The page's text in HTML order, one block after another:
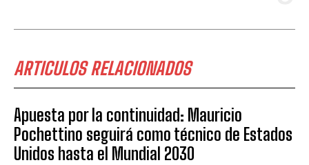
ARTICULOS RELACIONADOS
Apuesta por la continuidad: Mauricio
Pochettino seguirá como técnico de Estados
Unidos hasta el Mundial 2030